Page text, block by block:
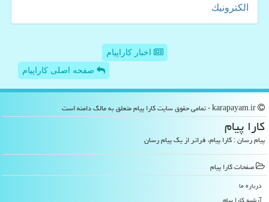
الكترونیك
اخبار کاراپیام
صفحه اصلی کاراپیام
كارا پیام
پیام رسان : کارا پیام، فراتر از یک پیام رسان
صفحات كارا پیام
درباره ما